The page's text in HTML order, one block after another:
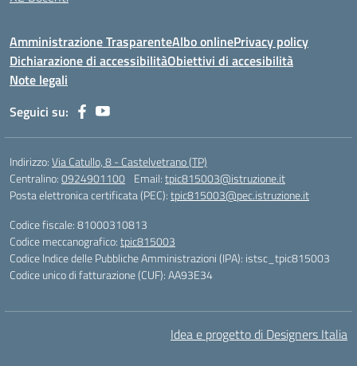
Amministrazione TrasparenteAlbo onlinePrivacy policy
Dichiarazione di accessibilitàObiettivi di accesibilità
Note legali
Seguici su:
Indirizzo:Via Catullo, 8 - Castelvetrano (TP)
Centralino:0924901100 Email:tpic815003@istruzione.it
Posta elettronica certificata (PEC):tpic815003@pec.istruzione.it
Codice fiscale: 81000310813
Codice meccanografico:tpic815003
Codice Indice delle Pubbliche Amministrazioni (IPA): istsc_tpic815003
Codice unico di fatturazione (CUF): AA93E34
Idea e progetto di Designers Italia